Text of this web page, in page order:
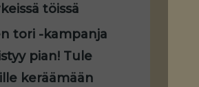
töissä
tori -kampanja
pian! Tule
keräämään